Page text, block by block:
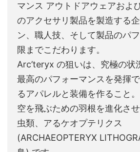
マンス アウトドアウェアおよ
のアクセサリ製品を製造する
ン、職人技、そして製品のパ
限までこだわります。
Arc’teryx の狙いは、究極の状
最高のパフォーマンスを発揮
るアパレルと装備を作ること
空を飛ぶための羽根を進化さ
虫類、アるケオプテリクス
(ARCHAEOPTERYX